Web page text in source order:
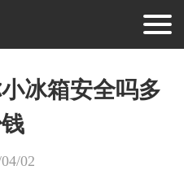
冰箱安全吗多
02